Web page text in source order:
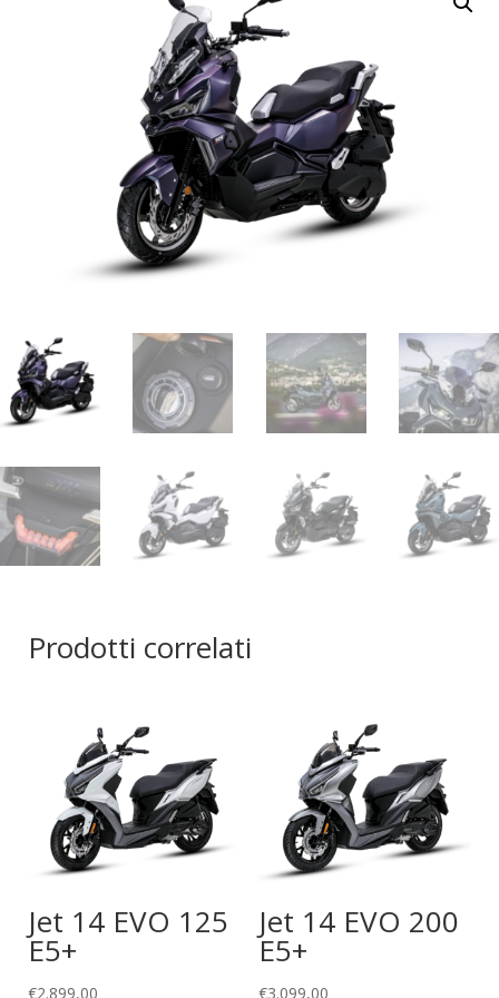
Prodotti correlati
Jet 14 EVO 125
E5+
€2.899,00
Jet 14 EVO 200
E5+
€3.099,00